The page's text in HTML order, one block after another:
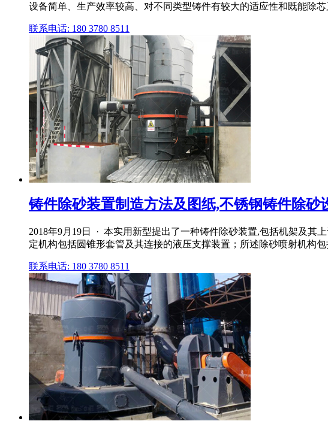
设备简单、生产效率较高、对不同类型铸件有较大的适应性和既能除芯
联系电话: 180 3780 8511
铸件除砂装置制造方法及图纸,不锈钢铸件除砂
2018年9月19日 · 本实用新型提出了一种铸件除砂装置,包括机架及其
定机构包括圆锥形套管及其连接的液压支撑装置；所述除砂喷射机构
联系电话: 180 3780 8511